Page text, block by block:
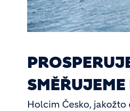
Holcim Česko,